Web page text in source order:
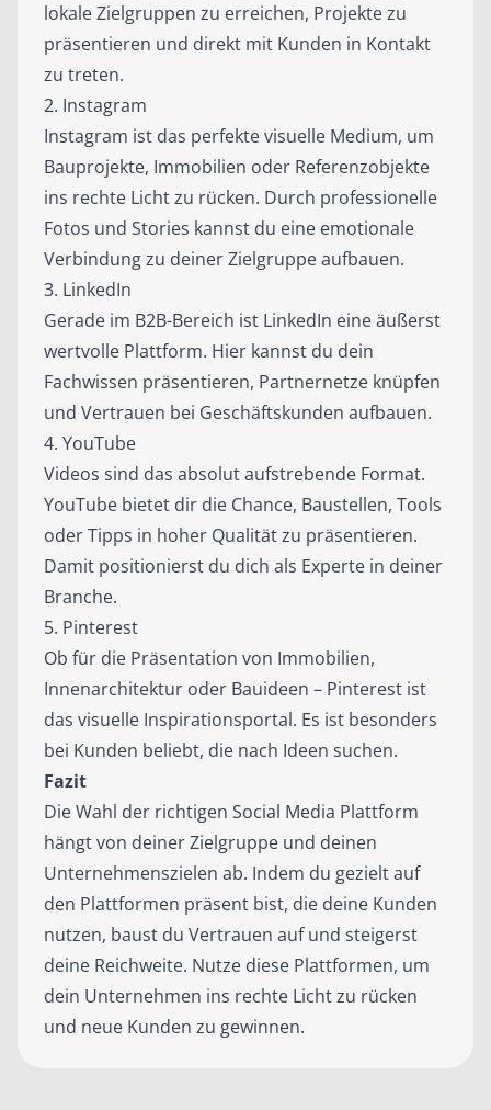
lokale Zielgruppen zu erreichen, Projekte zu
präsentieren und direkt mit Kunden in Kontakt
zu treten.
2. Instagram
Instagram ist das perfekte visuelle Medium, um
Bauprojekte, Immobilien oder Referenzobjekte
ins rechte Licht zu rücken. Durch professionelle
Fotos und Stories kannst du eine emotionale
Verbindung zu deiner Zielgruppe aufbauen.
3. LinkedIn
Gerade im B2B-Bereich ist LinkedIn eine äußerst
wertvolle Plattform. Hier kannst du dein
Fachwissen präsentieren, Partnernetze knüpfen
und Vertrauen bei Geschäftskunden aufbauen.
4. YouTube
Videos sind das absolut aufstrebende Format.
YouTube bietet dir die Chance, Baustellen, Tools
oder Tipps in hoher Qualität zu präsentieren.
Damit positionierst du dich als Experte in deiner
Branche.
5. Pinterest
Ob für die Präsentation von Immobilien,
Innenarchitektur oder Bauideen – Pinterest ist
das visuelle Inspirationsportal. Es ist besonders
bei Kunden beliebt, die nach Ideen suchen.
Fazit
Die Wahl der richtigen Social Media Plattform
hängt von deiner Zielgruppe und deinen
Unternehmenszielen ab. Indem du gezielt auf
den Plattformen präsent bist, die deine Kunden
nutzen, baust du Vertrauen auf und steigerst
deine Reichweite. Nutze diese Plattformen, um
dein Unternehmen ins rechte Licht zu rücken
und neue Kunden zu gewinnen.